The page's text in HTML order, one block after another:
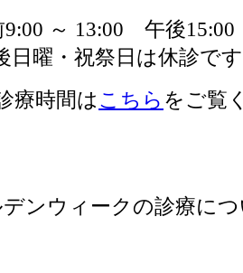
療時間は こちら をご覧
ンウィークの診療に